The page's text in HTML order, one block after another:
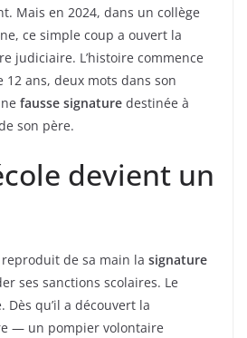
Mais en 2024, dans un collège
ce simple coup a ouvert la
judiciaire. L’histoire commence
ans, deux mots dans son
fausse signature destinée à
son père.
devient un
de sa main la signature
ses sanctions scolaires. Le
Dès qu’il a découvert la
— un pompier volontaire